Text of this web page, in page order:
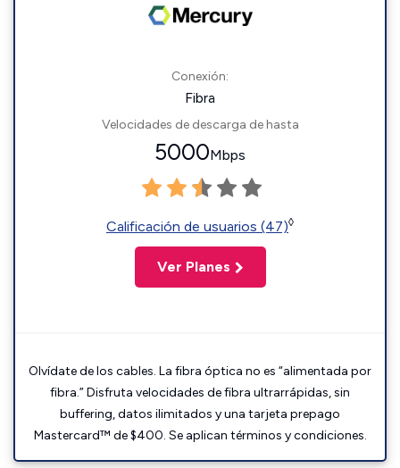
Conexión:
Fibra
Velocidades de descarga de hasta
5000Mbps
Calificación de usuarios (47)◊
Ver Planes
Olvídate de los cables. La fibra óptica no es “alimentada por
fibra.” Disfruta velocidades de fibra ultrarrápidas, sin
buffering, datos ilimitados y una tarjeta prepago
Mastercard™ de $400. Se aplican términos y condiciones.